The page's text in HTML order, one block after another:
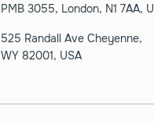
PMB 3055, London, N1 7AA,
525 Randall Ave Cheyenne,
WY 82001, USA